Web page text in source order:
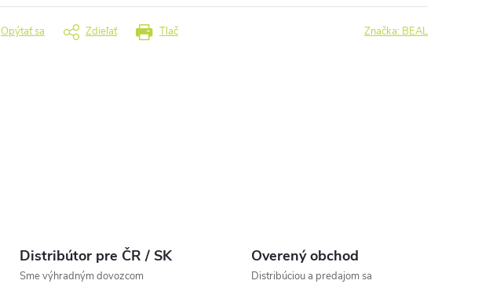
Tlač
Opýtať sa Zdieľať Značka: BEAL
Distribútor pre ČR / SK
Sme výhradným dovozcom
Overený obchod
Distribúciou a predajom sa